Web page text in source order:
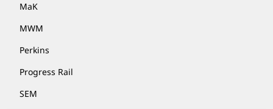
MaK
MWM
Perkins
Progress Rail
SEM